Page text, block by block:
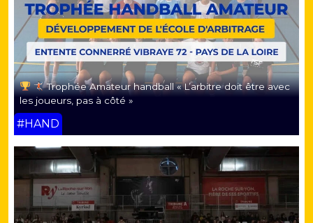
Trophée Amateur handball « L’arbitre doit être avec
les joueurs, pas à côté »
#HAND